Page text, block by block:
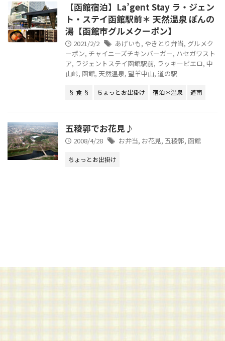
【函館宿泊】La’gent Stay ラ・ジェン
ト・ステイ函館駅前＊ 天然温泉 ぽんの
湯【函館市グルメクーポン】
2021/2/2 あげいも, やきとり弁当, グルメク
ーポン, チャイニーズチキンバーガー, ハセガワスト
ア, ラジェントステイ函館駅前, ラッキーピエロ, 中
山峠, 函館, 天然温泉, 望羊中山, 道の駅
§ 食 § ちょっとお出掛け 宿泊＊温泉 道南
五稜郭でお花見♪
2008/4/28 お弁当, お花見, 五稜郭, 函館
ちょっとお出掛け